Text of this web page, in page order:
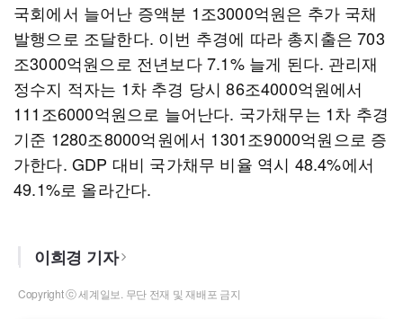
국회에서 늘어난 증액분 1조3000억원은 추가 국채
발행으로 조달한다. 이번 추경에 따라 총지출은 703
조3000억원으로 전년보다 7.1% 늘게 된다. 관리재
정수지 적자는 1차 추경 당시 86조4000억원에서
111조6000억원으로 늘어난다. 국가채무는 1차 추경
기준 1280조8000억원에서 1301조9000억원으로 증
가한다. GDP 대비 국가채무 비율 역시 48.4%에서
49.1%로 올라간다.
이희경 기자
Copyright ⓒ 세계일보. 무단 전재 및 재배포 금지